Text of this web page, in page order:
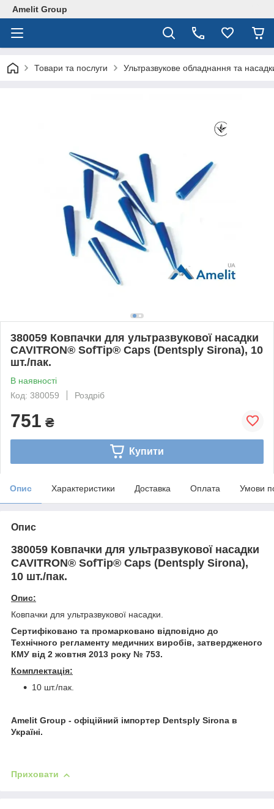
Amelit Group
Товари та послуги Ультразвукове обладнання та
380059 Ковпачки для ультразвукової насадки
CAVITRON® SofTip® Caps (Dentsply Sirona), 10
шт./пак.
В наявності
Код: 380059
Роздріб
751 ₴
Купити
Опис Характеристики Доставка Оплата Умови
Опис
380059 Ковпачки для ультразвукової насадки
CAVITRON® SofTip® Caps (Dentsply Sirona),
10 шт./пак.
Опис:
Ковпачки для ультразвукової насадки.
Сертифіковано та промарковано відповідно до
Технічного регламенту медичних виробів, затвердженого
КМУ від 2 жовтня 2013 року № 753.
Комплектація:
10 шт./пак.
Amelit Group - офіційний імпортер Dentsply Sirona в
Україні.
Приховати